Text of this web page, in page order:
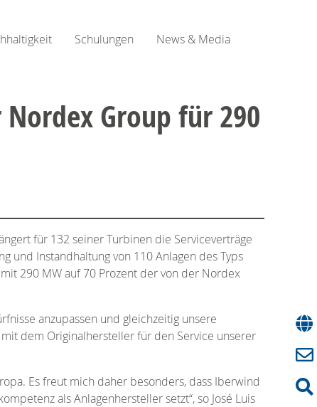
Schulungen News & Media
Group für 290
für 132 seiner Turbinen die Serviceverträge
und Instandhaltung von 110 Anlagen des Typs
290 MW auf 70 Prozent der von der Nordex
anzupassen und gleichzeitig unsere
dem Originalhersteller für den Service unserer
Es freut mich daher besonders, dass Iberwind
als Anlagenhersteller setzt“, so José Luis